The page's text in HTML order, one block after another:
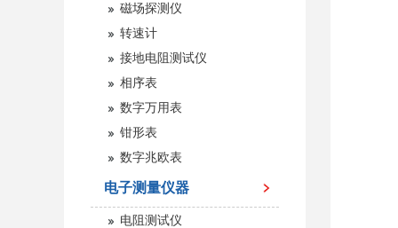
磁场探测仪
转速计
接地电阻测试仪
相序表
数字万用表
钳形表
数字兆欧表
电子测量仪器
电阻测试仪